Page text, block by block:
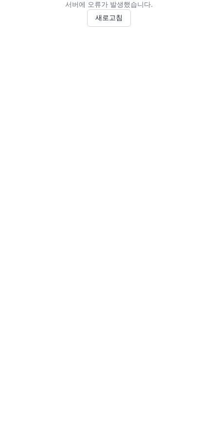
서버에 오류가 발생했습니다.
새로고침